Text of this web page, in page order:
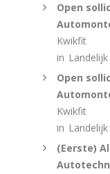
Open
Kwikfit
in Landelijk
Open
Kwikfit
in Landelijk
(Eerste)